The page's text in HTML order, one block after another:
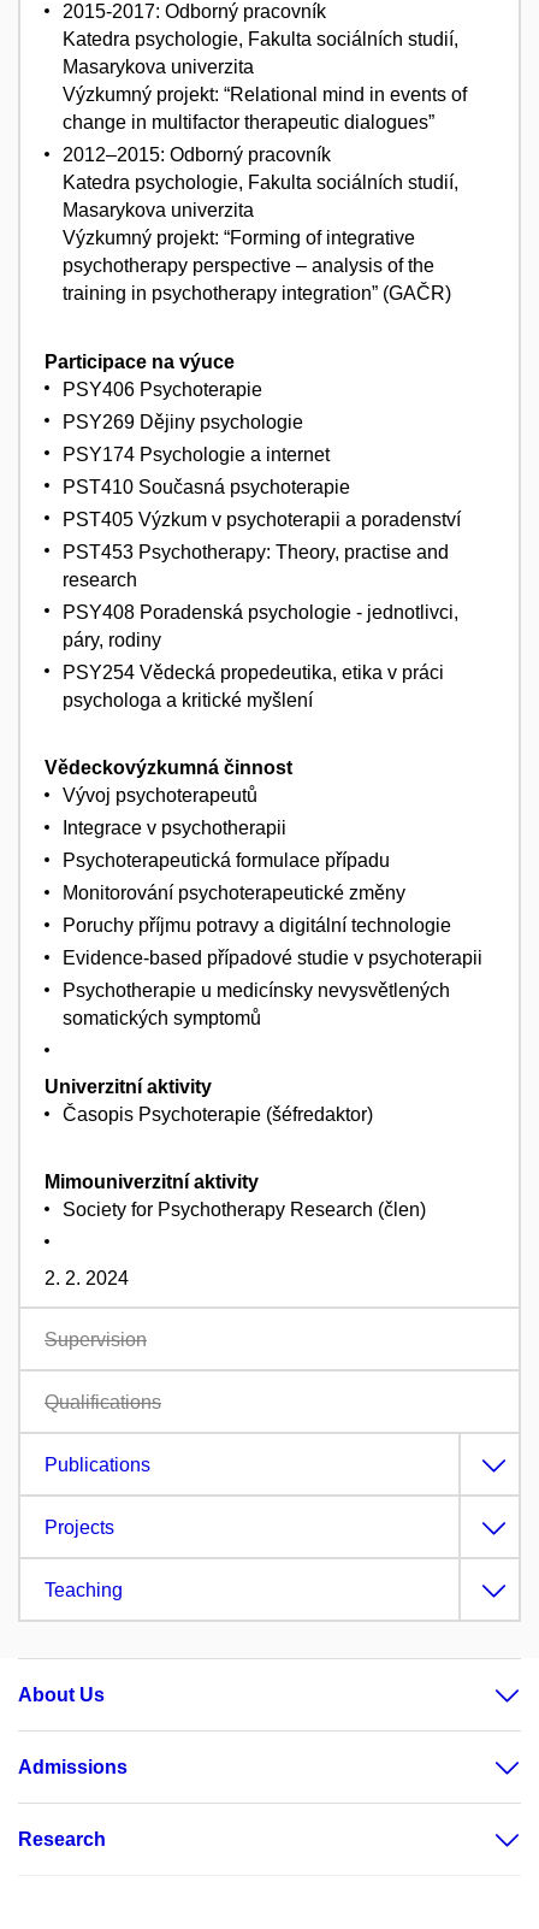
2015-2017: Odborný pracovník
Katedra psychologie, Fakulta sociálních studií,
Masarykova univerzita
Výzkumný projekt: “Relational mind in events of
change in multifactor therapeutic dialogues”
2012–2015: Odborný pracovník
Katedra psychologie, Fakulta sociálních studií,
Masarykova univerzita
Výzkumný projekt: “Forming of integrative
psychotherapy perspective – analysis of the
training in psychotherapy integration” (GAČR)
Participace na výuce
PSY406 Psychoterapie
PSY269 Dějiny psychologie
PSY174 Psychologie a internet
PST410 Současná psychoterapie
PST405 Výzkum v psychoterapii a poradenství
PST453 Psychotherapy: Theory, practise and
research
PSY408 Poradenská psychologie - jednotlivci,
páry, rodiny
PSY254 Vědecká propedeutika, etika v práci
psychologa a kritické myšlení
Vědeckovýzkumná činnost
Vývoj psychoterapeutů
Integrace v psychotherapii
Psychoterapeutická formulace případu
Monitorování psychoterapeutické změny
Poruchy příjmu potravy a digitální technologie
Evidence-based případové studie v psychoterapii
Psychotherapie u medicínsky nevysvětlených
somatických symptomů
Univerzitní aktivity
Časopis Psychoterapie (šéfredaktor)
Mimouniverzitní aktivity
Society for Psychotherapy Research (člen)
2. 2. 2024
Supervision
Qualifications
Publications
Projects
Teaching
About Us
Admissions
Research